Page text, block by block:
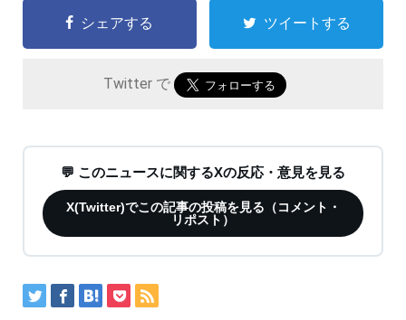
シェアする ツイートする
Twitter で
💬 このニュースに関するXの反応・意見を見る
X(Twitter)でこの記事の投稿を見る（コメント・
リポスト）